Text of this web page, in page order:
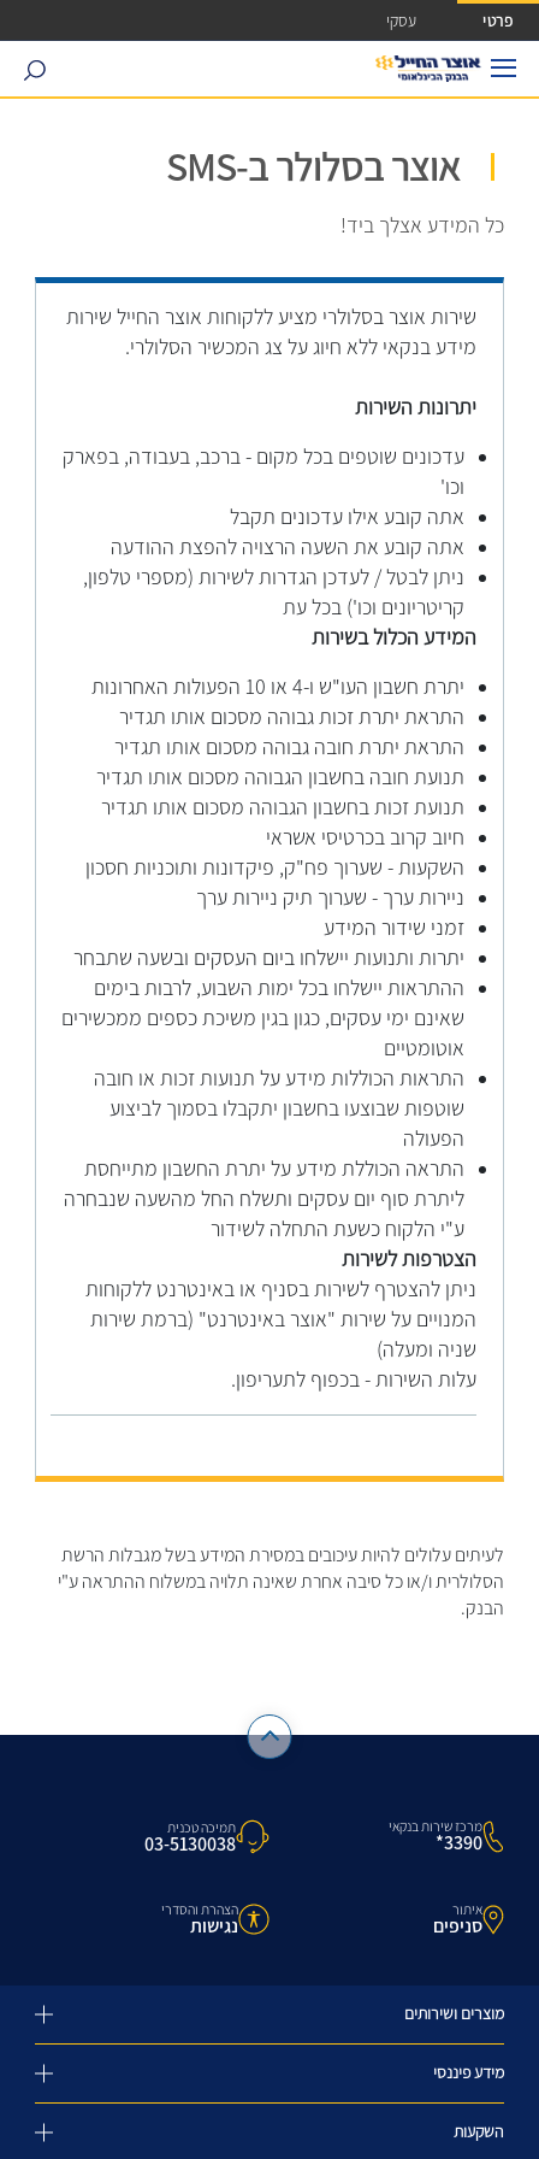
גישה ישירה לכפתור כניסה לחשבונך
פרטי עסקי
search
אוצר בסלולר ב-SMS
כל המידע אצלך ביד!
שירות אוצר בסלולרי מציע ללקוחות אוצר החייל שירות
מידע בנקאי ללא חיוג על צג המכשיר הסלולרי.
יתרונות השירות
עדכונים שוטפים בכל מקום - ברכב, בעבודה, בפארק
וכו'
אתה קובע אילו עדכונים תקבל
אתה קובע את השעה הרצויה להפצת ההודעה
ניתן לבטל / לעדכן הגדרות לשירות (מספרי טלפון,
קריטריונים וכו') בכל עת
המידע הכלול בשירות
יתרת חשבון העו"ש ו-4 או 10 הפעולות האחרונות
התראת יתרת זכות גבוהה מסכום אותו תגדיר
התראת יתרת חובה גבוהה מסכום אותו תגדיר
תנועת חובה בחשבון הגבוהה מסכום אותו תגדיר
תנועת זכות בחשבון הגבוהה מסכום אותו תגדיר
חיוב קרוב בכרטיסי אשראי
השקעות - שערוך פח"ק, פיקדונות ותוכניות חסכון
ניירות ערך - שערוך תיק ניירות ערך
זמני שידור המידע
יתרות ותנועות יישלחו ביום העסקים ובשעה שתבחר
ההתראות יישלחו בכל ימות השבוע, לרבות בימים
שאינם ימי עסקים, כגון בגין משיכת כספים ממכשירים
אוטומטיים
התראות הכוללות מידע על תנועות זכות או חובה
שוטפות שבוצעו בחשבון יתקבלו בסמוך לביצוע
הפעולה
התראה הכוללת מידע על יתרת החשבון מתייחסת
ליתרת סוף יום עסקים ותשלח החל מהשעה שנבחרה
ע"י הלקוח כשעת התחלה לשידור
הצטרפות לשירות
ניתן להצטרף לשירות בסניף או באינטרנט ללקוחות
המנויים על שירות "אוצר באינטרנט" (ברמת שירות
שניה ומעלה)
עלות השירות - בכפוף לתעריפון.
לעיתים עלולים להיות עיכובים במסירת המידע בשל מגבלות הרשת
הסלולרית ו/או כל סיבה אחרת שאינה תלויה במשלוח ההתראה ע"י
הבנק.
מרכז שירות בנקאי
3390*
תמיכה טכנית
03-5130038
איתור
סניפים
הצהרת והסדרי
נגישות
מוצרים ושירותים
מידע פיננסי
השקעות